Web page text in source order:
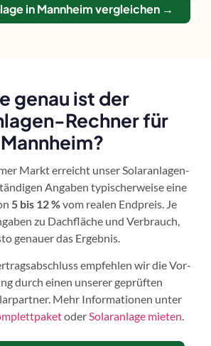
in Mannheim vergleichen →
genau ist der
Rechner für
Mannheim?
Markt erreicht unser Solaranlagen-
Angaben typischerweise eine
5 bis 12 %vom realen Endpreis. Je
zu Dachfläche und Verbrauch,
genauer das Ergebnis.
empfehlen wir die Vor-
durch einen unserer geprüften
Mehr Informationen unter
oderSolaranlage mieten.